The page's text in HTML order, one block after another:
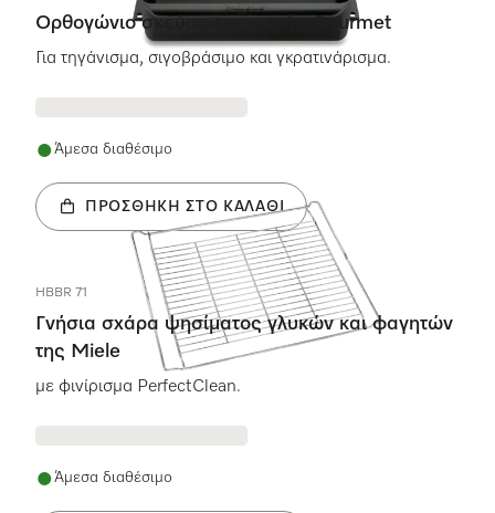
Ορθογώνιο σκεύος επαγωγής Gourmet
Για τηγάνισμα, σιγοβράσιμο και γκρατινάρισμα.
Άμεσα διαθέσιμο
ΠΡΟΣΘΉΚΗ ΣΤΟ ΚΑΛΆΘΙ
HBBR 71
Γνήσια σχάρα ψησίματος γλυκών και φαγητών
της Miele
με φινίρισμα PerfectClean.
Άμεσα διαθέσιμο